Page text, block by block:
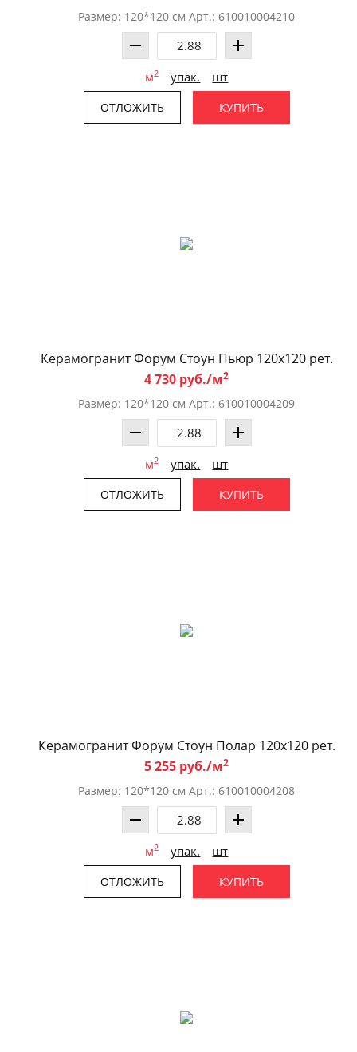
Размер: 120*120 см Арт.: 610010004210
м2 упак. шт
ОТЛОЖИТЬ КУПИТЬ
Керамогранит Форум Стоун Пьюр 120x120 рет.
4 730 руб./м2
Размер: 120*120 см Арт.: 610010004209
м2 упак. шт
ОТЛОЖИТЬ КУПИТЬ
Керамогранит Форум Стоун Полар 120x120 рет.
5 255 руб./м2
Размер: 120*120 см Арт.: 610010004208
м2 упак. шт
ОТЛОЖИТЬ КУПИТЬ